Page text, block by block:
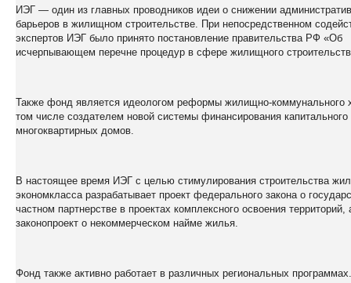
ИЭГ — один из главных проводников идеи о снижении
барьеров в жилищном строительстве. При непосредственном
экспертов ИЭГ было принято постановление правительства РФ «Об
исчерпывающем перечне процедур в сфере жилищного
Также фонд является идеологом реформы жилищно-коммунального
том числе создателем новой системы финансирования капитального
многоквартирных домов.
В настоящее время ИЭГ с целью стимулирования строительства
экономкласса разрабатывает проект федерального закона о
частном партнерстве в проектах комплексного освоения территорий,
законопроект о некоммерческом найме жилья.
Фонд также активно работает в различных региональных программах.